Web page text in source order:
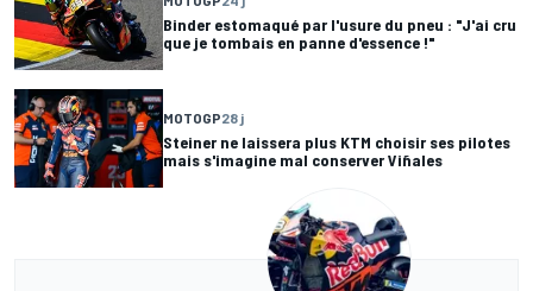
Binder estomaqué par l'usure du pneu : "J'ai cru
que je tombais en panne d'essence !"
MOTOGP28 j
Steiner ne laissera plus KTM choisir ses pilotes
mais s'imagine mal conserver Viñales